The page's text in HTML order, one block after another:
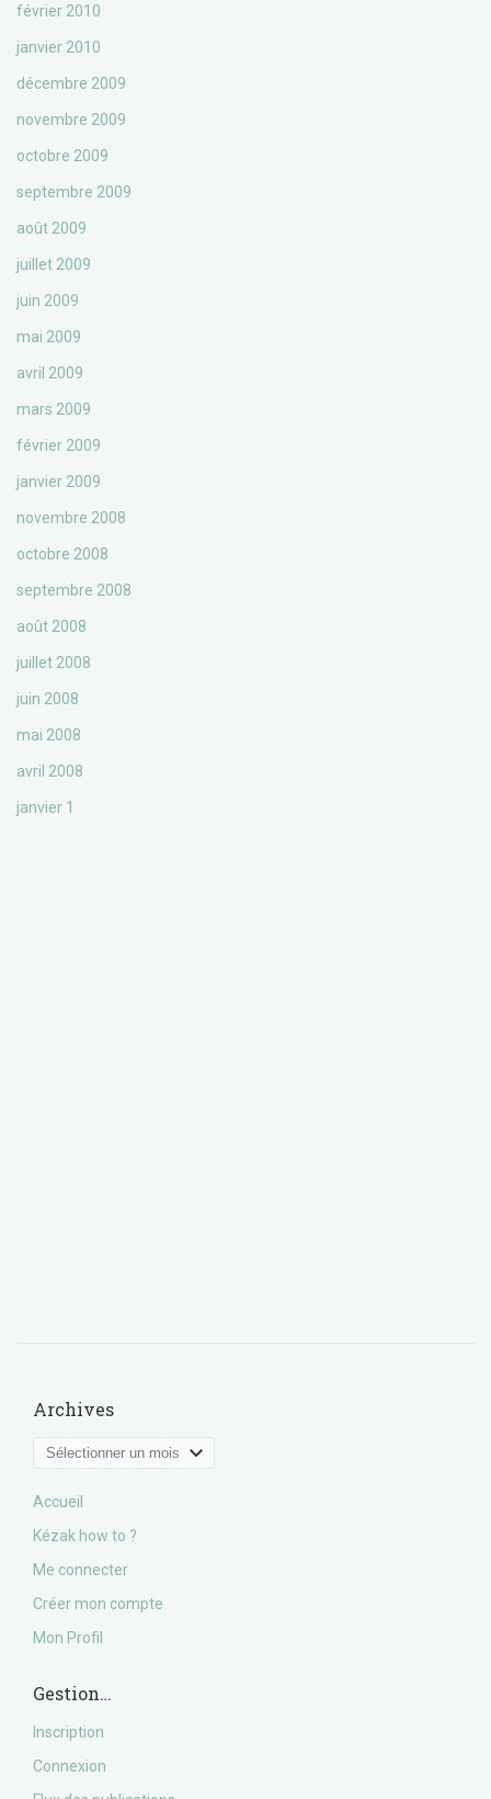
février 2010
janvier 2010
décembre 2009
novembre 2009
octobre 2009
septembre 2009
août 2009
juillet 2009
juin 2009
mai 2009
avril 2009
mars 2009
février 2009
janvier 2009
novembre 2008
octobre 2008
septembre 2008
août 2008
juillet 2008
juin 2008
mai 2008
avril 2008
janvier 1
Archives
Archives
Accueil
Kézak how to ?
Me connecter
Créer mon compte
Mon Profil
Gestion…
Inscription
Connexion